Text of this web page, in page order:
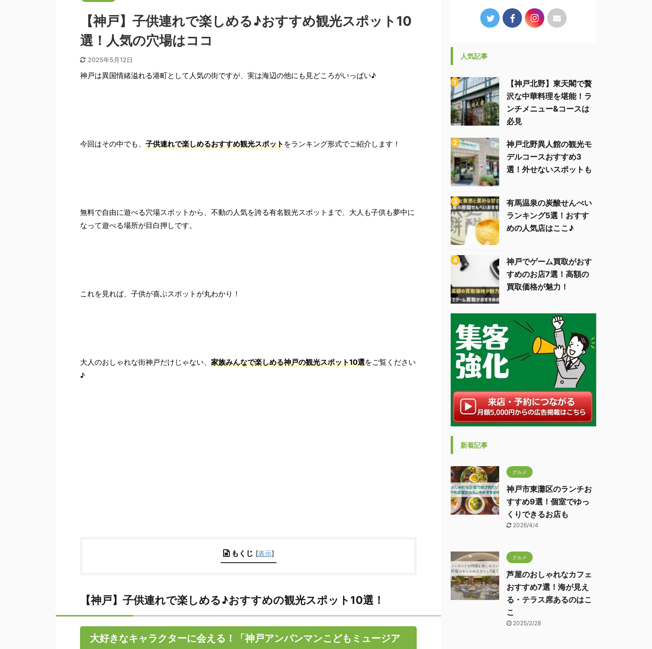
【神戸】子供連れで楽しめる♪おすすめ観光スポット10
選！人気の穴場はココ
2025年5月12日
神戸は異国情緒溢れる港町として人気の街ですが、実は海辺の他にも見どころがいっぱい♪
今回はその中でも、 子供連れで楽しめるおすすめ観光スポットをランキング形式でご紹介します！
無料で自由に遊べる穴場スポットから、不動の人気を誇る有名観光スポットまで、大人も子供も夢中に
なって遊べる場所が目白押しです。
これを見れば、子供が喜ぶスポットが丸わかり！
大人のおしゃれな街神戸だけじゃない、 家族みんなで楽しめる神戸の観光スポット10選をご覧ください
♪
もくじ [表示]
【神戸】子供連れで楽しめる♪おすすめの観光スポット10選！
大好きなキャラクターに会える！「神戸アンパンマンこどもミュージア
人気記事
【神戸北野】東天閣で贅
沢な中華料理を堪能！ラ
ンチメニュー&コースは
必見
神戸北野異人館の観光モ
デルコースおすすめ3
選！外せないスポットも
有馬温泉の炭酸せんべい
ランキング5選！おすす
めの人気店はここ♪
神戸でゲーム買取がおす
すめのお店7選！高額の
買取価格が魅力！
新着記事
グルメ
神戸市東灘区のランチお
すすめ9選！個室でゆっ
くりできるお店も
2026/4/4
グルメ
芦屋のおしゃれなカフェ
おすすめ7選！海が見え
る・テラス席あるのはこ
こ
2025/2/28